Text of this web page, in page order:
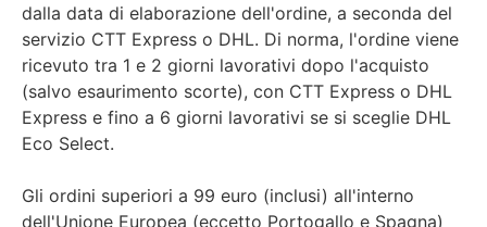
dalla data di elaborazione dell'ordine, a seconda del
servizio CTT Express o DHL. Di norma, l'ordine viene
ricevuto tra 1 e 2 giorni lavorativi dopo l'acquisto
(salvo esaurimento scorte), con CTT Express o DHL
Express e fino a 6 giorni lavorativi se si sceglie DHL
Eco Select.
Gli ordini superiori a 99 euro (inclusi) all'interno
dell'Unione Europea (eccetto Portogallo e Spagna)